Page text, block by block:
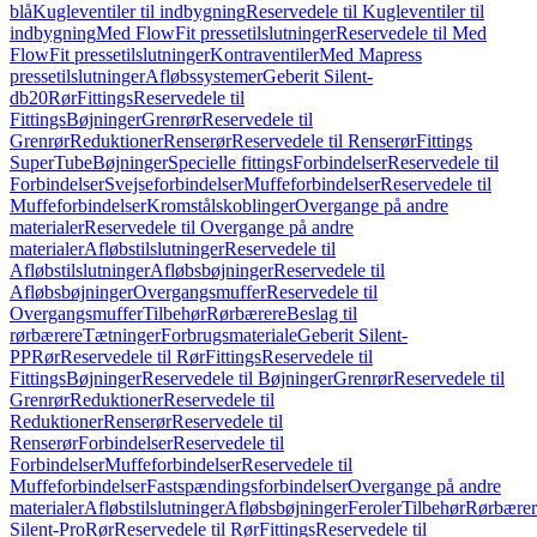
blåKugleventiler til indbygningReservedele til Kugleventiler til
indbygningMed FlowFit pressetilslutningerReservedele til Med
FlowFit pressetilslutningerKontraventilerMed Mapress
pressetilslutningerAfløbssystemerGeberit Silent-
db20RørFittingsReservedele til
FittingsBøjningerGrenrørReservedele til
GrenrørReduktionerRenserørReservedele til RenserørFittings
SuperTubeBøjningerSpecielle fittingsForbindelserReservedele til
ForbindelserSvejseforbindelserMuffeforbindelserReservedele til
MuffeforbindelserKromstålskoblingerOvergange på andre
materialerReservedele til Overgange på andre
materialerAfløbstilslutningerReservedele til
AfløbstilslutningerAfløbsbøjningerReservedele til
AfløbsbøjningerOvergangsmufferReservedele til
OvergangsmufferTilbehørRørbærereBeslag til
rørbærereTætningerForbrugsmaterialeGeberit Silent-
PPRørReservedele til RørFittingsReservedele til
FittingsBøjningerReservedele til BøjningerGrenrørReservedele til
GrenrørReduktionerReservedele til
ReduktionerRenserørReservedele til
RenserørForbindelserReservedele til
ForbindelserMuffeforbindelserReservedele til
MuffeforbindelserFastspændingsforbindelserOvergange på andre
materialerAfløbstilslutningerAfløbsbøjningerFerolerTilbehør
Silent-ProRørReservedele til RørFittingsReservedele til